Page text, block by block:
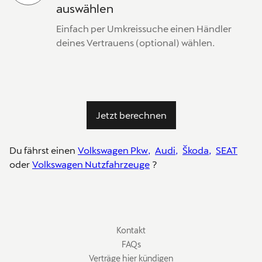
auswählen
Einfach per Umkreissuche einen Händler
deines Vertrauens (optional) wählen.
Jetzt berechnen
Du fährst einen Volkswagen Pkw, Audi, Škoda,
SEAT
oder Volkswagen Nutzfahrzeuge ?
Kontakt
FAQs
Verträge hier kündigen